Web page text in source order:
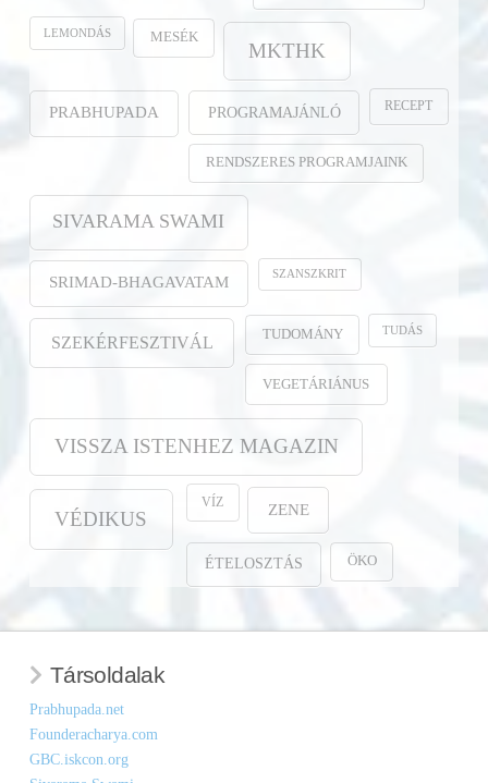
LEMONDÁS MESÉK
MKTHK
PRABHUPADA PROGRAMAJÁNLÓ RECEPT
RENDSZERES PROGRAMJAINK
SIVARAMA SWAMI
SRIMAD-BHAGAVATAM SZANSZKRIT
SZEKÉRFESZTIVÁL TUDOMÁNY TUDÁS
VEGETÁRIÁNUS
VISSZA ISTENHEZ MAGAZIN
VÉDIKUS
VÍZ ZENE
ÉTELOSZTÁS ÖKO
Társoldalak
Prabhupada.net
Founderacharya.com
GBC.iskcon.org